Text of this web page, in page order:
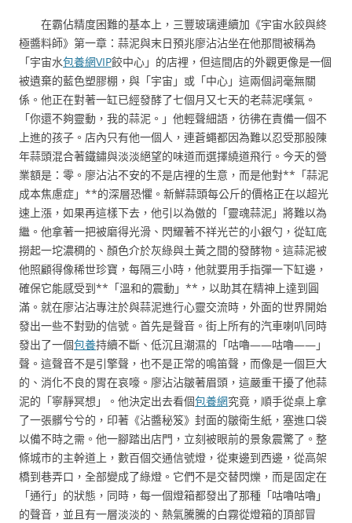
在霸佔精度困難的基本上，三豐玻璃連續加《宇宙水餃與終
極醬料師》第一章：蒜泥與末日預兆廖沾沾坐在他那間被稱為
「宇宙水包養網VIP餃中心」的店裡，但這間店的外觀更像是一個
被遺棄的藍色塑膠棚，與「宇宙」或「中心」這兩個詞毫無關
係。他正在對著一缸已經發酵了七個月又七天的老蒜泥嘆氣。
「你還不夠靈動，我的蒜泥。」他輕聲細語，彷彿在責備一個不
上進的孩子。店內只有他一個人，連蒼蠅都因為難以忍受那股陳
年蒜頭混合著鐵鏽與淡淡絕望的味道而選擇繞道飛行。今天的營
業額是：零。廖沾沾不安的不是店裡的生意，而是他對**「蒜泥
成本焦慮症」**的深層恐懼。新鮮蒜頭每公斤的價格正在以超光
速上漲，如果再這樣下去，他引以為傲的「靈魂蒜泥」將難以為
繼。他拿著一把被磨得光滑、閃耀著不祥光芒的小銀勺，從缸底
撈起一坨濃稠的、顏色介於灰綠與土黃之間的發酵物。這蒜泥被
他照顧得像稀世珍寶，每隔三小時，他就要用手指彈一下缸邊，
確保它能感受到**「溫和的震動」**，以助其在精神上達到圓
滿。就在廖沾沾專注於與蒜泥進行心靈交流時，外面的世界開始
發出一些不對勁的信號。首先是聲音。街上所有的汽車喇叭同時
發出了一個包養持續不斷、低沉且潮濕的「咕嚕——咕嚕——」
聲。這聲音不是引擎聲，也不是正常的鳴笛聲，而像是一個巨大
的、消化不良的胃在哀嚎。廖沾沾皺著眉頭，這嚴重干擾了他蒜
泥的「寧靜冥想」。他決定出去看個包養網究竟，順手從桌上拿
了一張髒兮兮的，印著《沾醬秘笈》封面的皺衛生紙，塞進口袋
以備不時之需。他一腳踏出店門，立刻被眼前的景象震驚了。整
條城市的主幹道上，數百個交通信號燈，從東邊到西邊，從高架
橋到巷弄口，全部變成了綠燈。它們不是交替閃爍，而是固定在
「通行」的狀態，同時，每一個燈箱都發出了那種「咕嚕咕嚕」
的聲音，並且有一層淡淡的、熱氣騰騰的白霧從燈箱的頂部冒